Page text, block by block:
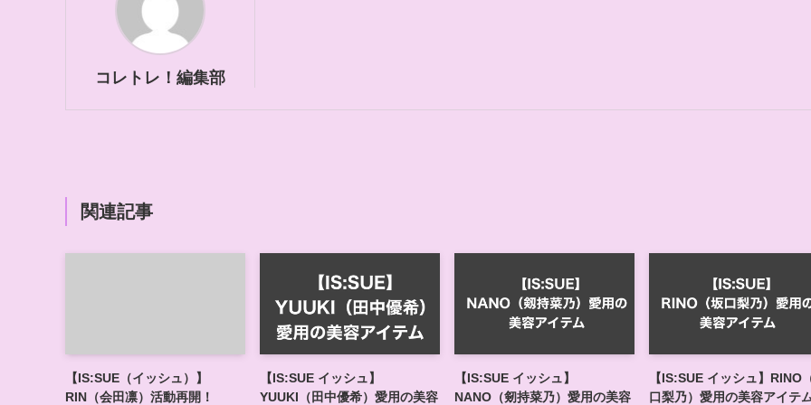
コレトレ！編集部
関連記事
【IS:SUE（イッシュ）】
RIN（会田凛）活動再開！
【IS:SUE イッシュ】
YUUKI（田中優希）愛用の美容
【IS:SUE イッシュ】
NANO（剱持菜乃）愛用の美容
【IS:SUE イッシュ】RINO
口梨乃）愛用の美容アイテ